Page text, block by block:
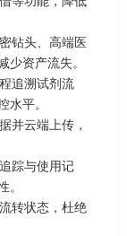
钻头、高端医
少资产流失。
追溯试剂流
水平。
并云端上传，
踪与使用记
。
转状态，杜绝